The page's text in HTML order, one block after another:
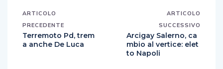
ARTICOLO
PRECEDENTE
Terremoto Pd, trem
a anche De Luca
ARTICOLO
SUCCESSIVO
Arcigay Salerno, ca
mbio al vertice: elet
to Napoli